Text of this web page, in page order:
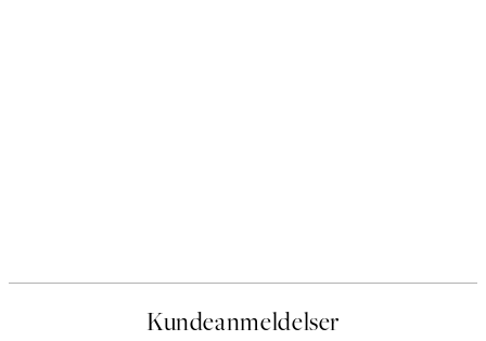
Kundeanmeldelser